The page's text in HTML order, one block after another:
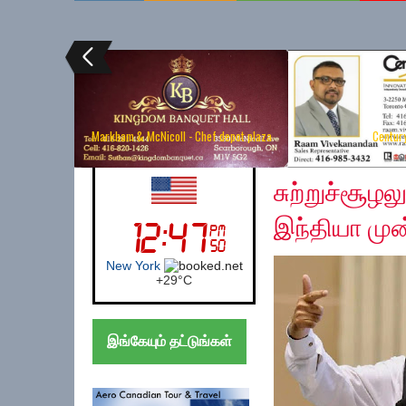
Markham & McNicoll - Chef depot plaza
UK (London)
London
+22°C
இங்கேயும் தட்டுங்கள்
Monday, February
இந்தியா